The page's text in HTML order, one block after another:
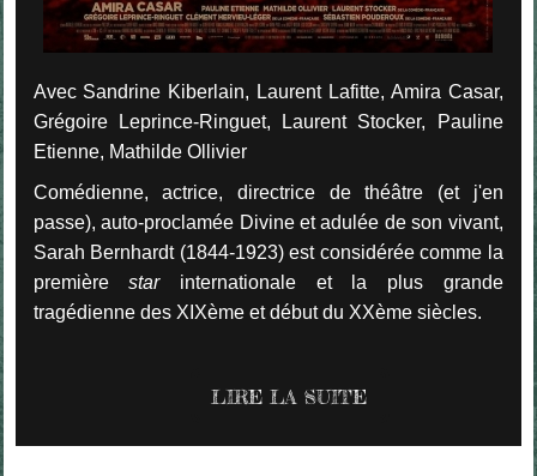
Avec Sandrine Kiberlain, Laurent Lafitte, Amira Casar,
Grégoire Leprince-Ringuet, Laurent Stocker, Pauline
Etienne, Mathilde Ollivier
Comédienne, actrice, directrice de théâtre (et j'en
passe), auto-proclamée Divine et adulée de son vivant,
Sarah Bernhardt (1844-1923) est considérée comme la
premièrestarinternationale et la plus grande
tragédienne des XIXème et début du XXème siècles.
LIRE LA SUITE